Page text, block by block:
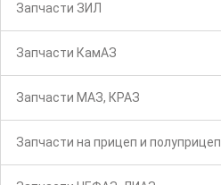
Запчасти ЗИЛ
Запчасти КамАЗ
Запчасти МАЗ, КРАЗ
Запчасти на прицеп и полуприцеп